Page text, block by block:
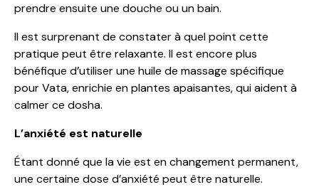
prendre ensuite une douche ou un bain.
Il est surprenant de constater à quel point cette
pratique peut être relaxante. Il est encore plus
bénéfique d’utiliser une huile de massage spécifique
pour Vata, enrichie en plantes apaisantes, qui aident à
calmer ce dosha.
L’anxiété est naturelle
Étant donné que la vie est en changement permanent,
une certaine dose d’anxiété peut être naturelle.